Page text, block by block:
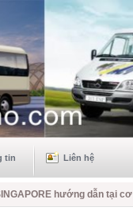
tin Liên hệ
hướng dẫn tại